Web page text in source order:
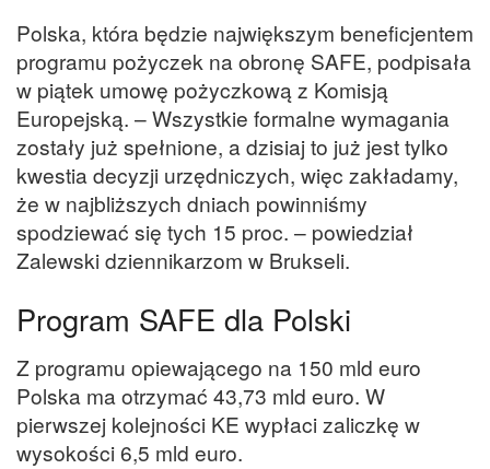
Polska, która będzie największym beneficjentem
programu pożyczek na obronę SAFE, podpisała
w piątek umowę pożyczkową z Komisją
Europejską. – Wszystkie formalne wymagania
zostały już spełnione, a dzisiaj to już jest tylko
kwestia decyzji urzędniczych, więc zakładamy,
że w najbliższych dniach powinniśmy
spodziewać się tych 15 proc. – powiedział
Zalewski dziennikarzom w Brukseli.
Program SAFE dla Polski
Z programu opiewającego na 150 mld euro
Polska ma otrzymać 43,73 mld euro. W
pierwszej kolejności KE wypłaci zaliczkę w
wysokości 6,5 mld euro.